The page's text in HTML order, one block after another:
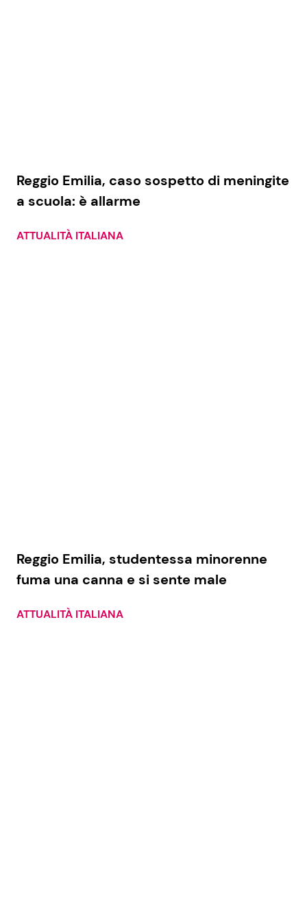
Reggio Emilia, caso sospetto di meningite
a scuola: è allarme
ATTUALITÀ ITALIANA
Reggio Emilia, studentessa minorenne
fuma una canna e si sente male
ATTUALITÀ ITALIANA